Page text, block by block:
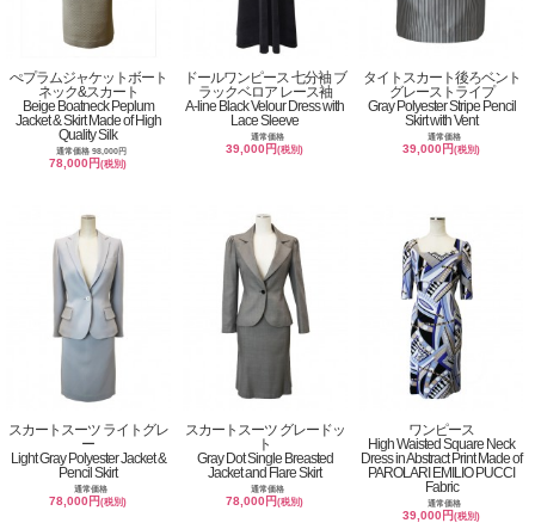
ぺプラムジャケットボート
ネック&スカート
Beige Boatneck Peplum
Jacket & Skirt Made of High
Quality Silk
通常価格 98,000円
78,000円(税別)
ドールワンピース 七分袖 ブ
ラックベロア レース袖
A-line Black Velour Dress with
Lace Sleeve
通常価格
39,000円(税別)
タイトスカート後ろベント
グレーストライプ
Gray Polyester Stripe Pencil
Skirt with Vent
通常価格
39,000円(税別)
スカートスーツ ライトグレ
ー
Light Gray Polyester Jacket &
Pencil Skirt
通常価格
78,000円(税別)
スカートスーツ グレードッ
ト
Gray Dot Single Breasted
Jacket and Flare Skirt
通常価格
78,000円(税別)
ワンピース
High Waisted Square Neck
Dress in Abstract Print Made of
PAROLARI EMILIO PUCCI
Fabric
通常価格
39,000円(税別)